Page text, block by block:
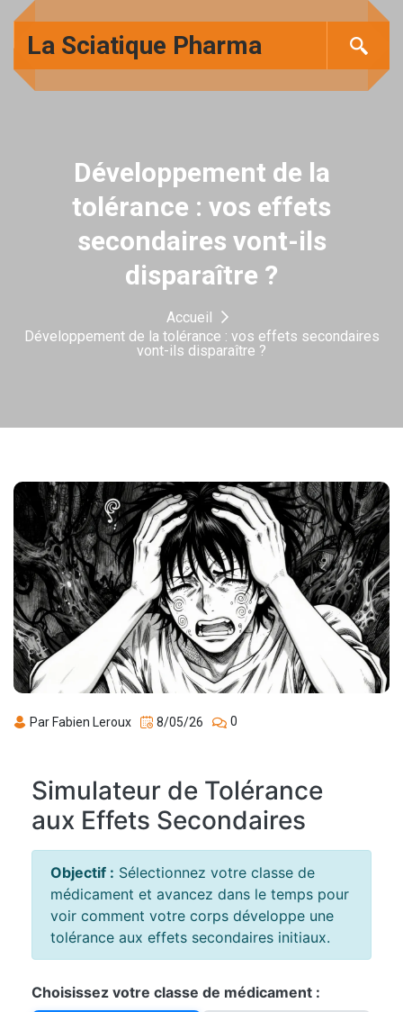
La Sciatique Pharma
Développement de la
tolérance : vos effets
secondaires vont-ils
disparaître ?
Accueil
Développement de la tolérance : vos effets secondaires
vont-ils disparaître ?
Par Fabien Leroux 8/05/26 0
Simulateur de Tolérance
aux Effets Secondaires
Objectif : Sélectionnez votre classe de
médicament et avancez dans le temps pour
voir comment votre corps développe une
tolérance aux effets secondaires initiaux.
Choisissez votre classe de médicament :